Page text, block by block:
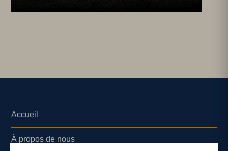
Accueil
À propos de nous